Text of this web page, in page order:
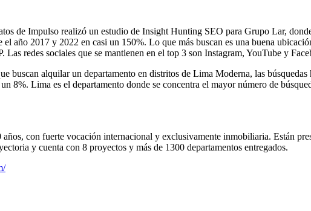
de Impulso realizó un estudio de Insight Hunting SEO para Grupo Lar,
año 2017 y 2022 en casi un 150%. Lo que más buscan es una buena
Las redes sociales que se mantienen en el top 3 son Instagram, YouTube y
buscan alquilar un departamento en distritos de Lima Moderna, las
8%. Lima es el departamento donde se concentra el mayor número de
con fuerte vocación internacional y exclusivamente inmobiliaria. Están
y cuenta con 8 proyectos y más de 1300 departamentos entregados.